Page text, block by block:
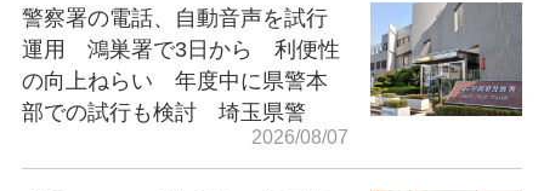
警察署の電話、自動音声を試行
運用 鴻巣署で3日から 利便性
の向上ねらい 年度中に県警本
部での試行も検討 埼玉県警
2026/08/07